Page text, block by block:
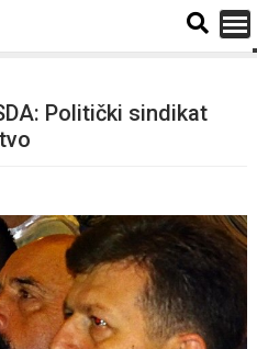
Politički sindikat